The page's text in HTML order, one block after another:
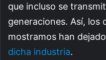
que incluso se
generaciones. Así, los
mostramos han
dicha industria.